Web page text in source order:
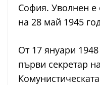
София. Уволнен е
на 28 май 1945
От 17 януари
първи секретар